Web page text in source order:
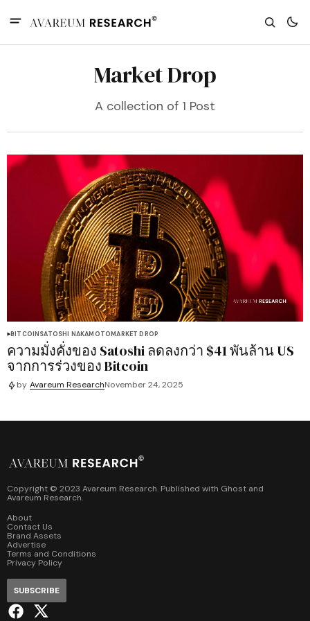
Market Drop
A collection of 1 Post
BITCOINSATOSHI NAKAMOTOMARKET DROP
ความมั่งคั่งของ Satoshi ลดลงกว่า $41 พันล้าน US
จากการร่วงของ Bitcoin
by Avareum ResearchNovember 24, 2025
Copyright © 2023 Avareum Research. Published with Ghost and
Avareum Research.
About
Contact Us
Brand Assets
Advertise
Terms and Conditions
Privacy Policy
SUBSCRIBE